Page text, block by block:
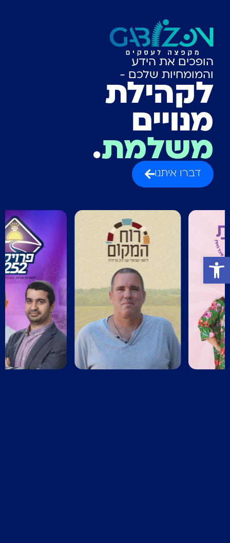
פתח סרגל נגישות
הופכים את הידע
והמומחיות שלכם -
לקהילת
מנויים
משלמת.
דברו איתנו